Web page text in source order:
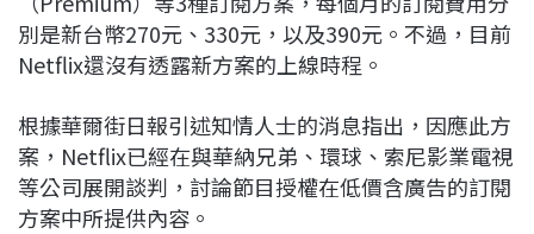
別是新台幣270元、330元，以及390元。不過，目前
Netflix還沒有透露新方案的上線時程。
根據華爾街日報引述知情人士的消息指出，因應此方
案，Netflix已經在與華納兄弟、環球、索尼影業電視
等公司展開談判，討論節目授權在低價含廣告的訂閱
方案中所提供內容。